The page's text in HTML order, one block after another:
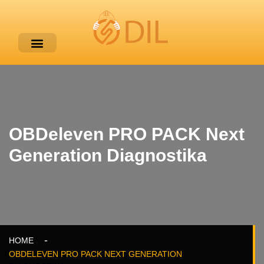
OBDeleven PRO PACK Next
Generation Diagnostika
HOME
OBDELEVEN PRO PACK NEXT GENERATION